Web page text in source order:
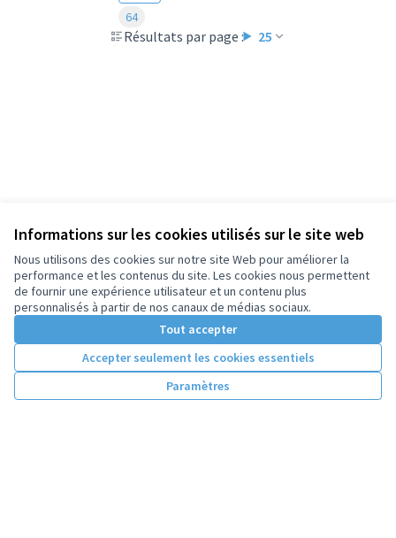
Informations sur les cookies utilisés sur le site web
Nous utilisons des cookies sur notre site Web pour améliorer la
performance et les contenus du site. Les cookies nous permettent
de fournir une expérience utilisateur et un contenu plus
personnalisés à partir de nos canaux de médias sociaux.
Tout accepter
Accepter seulement les cookies essentiels
Paramètres
Résultats par page : 25
64